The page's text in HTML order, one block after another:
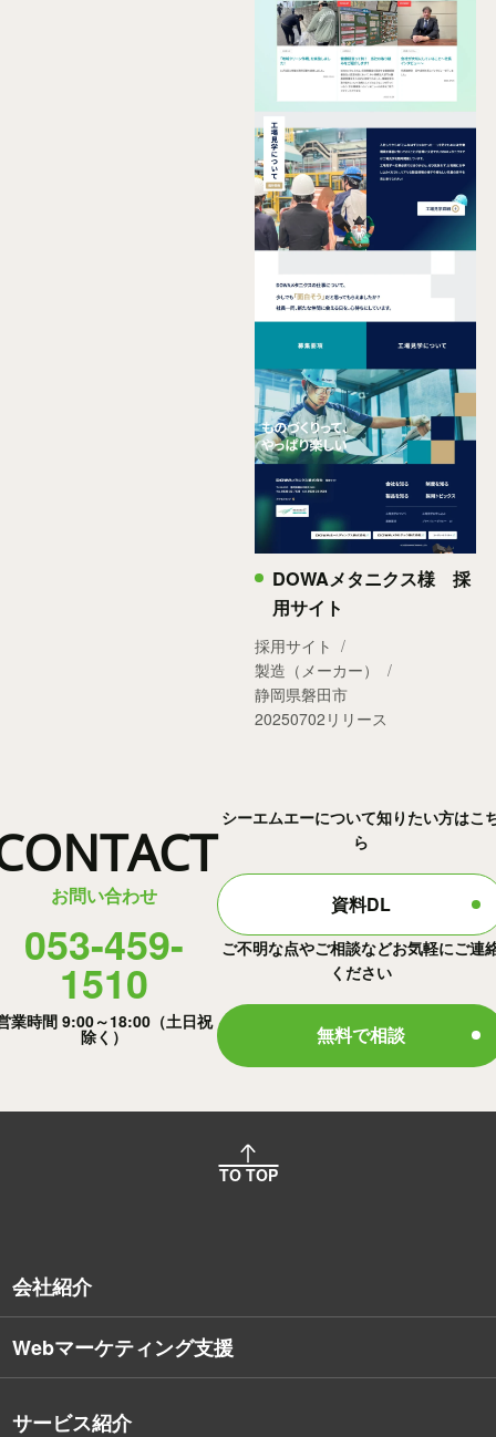
DOWAメタニクス様 採
用サイト
採用サイト
製造（メーカー）
静岡県磐田市
20250702リリース
お問い合わせ
053-459-
1510
業時間 9:00～18:00（土日祝
除く）
シーエムエーについて知りたい方はこ
ら
資料DL
ご不明な点やご相談などお気軽にご連
ください
無料で相談
TO TOP
会社紹介
会社概要
Webマーケティング支援
サービス紹介